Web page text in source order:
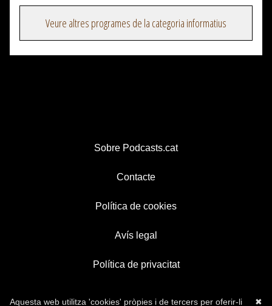
Veure altres programes de la categoria informatius
Sobre Podcasts.cat
Contacte
Política de cookies
Avís legal
Política de privacitat
✖
Aquesta web utilitza 'cookies' pròpies i de tercers per oferir-li